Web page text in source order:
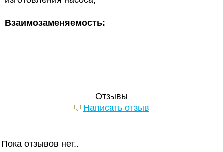
Взаимозаменяемость:
Отзывы
Написать отзыв
Пока отзывов нет..